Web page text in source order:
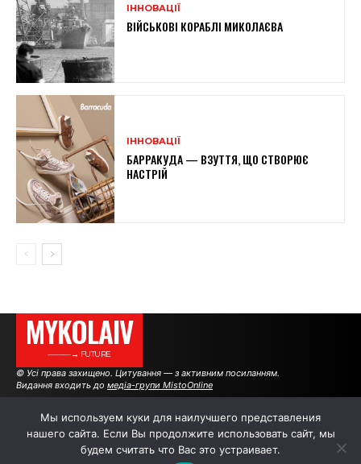
ІННОВАЦІЇ
ВІЙСЬКОВІ КОРАБЛІ МИКОЛАЄВА
ІННОВАЦІЇ
БАРРАКУДА — ВЗУТТЯ, ЩО СТВОРЮЄ
НАСТРІЙ
MYKOLAIV
———→ FUTURE
© Усі права захищено. Цитування — з активним посиланням.
Видання входить до медіа-групи MistoOnline
АВТОРИ | РЕКЛАМА НА САЙТІ
Мы используем куки для наилучшего представления
нашего сайта. Если Вы продолжите использовать сайт, мы
будем считать что Вас это устраивает.